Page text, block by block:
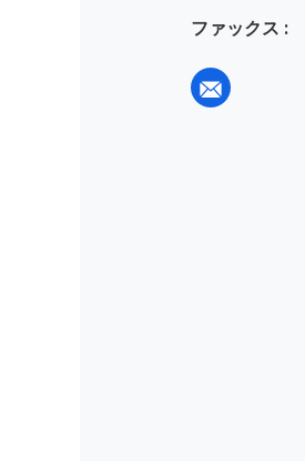
ファックス :